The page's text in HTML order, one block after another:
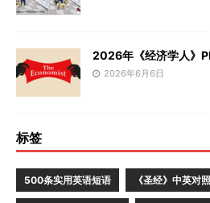
2026年《经济学人》
2026年6月6日
标签
500条实用英语短语 《圣经》中英对